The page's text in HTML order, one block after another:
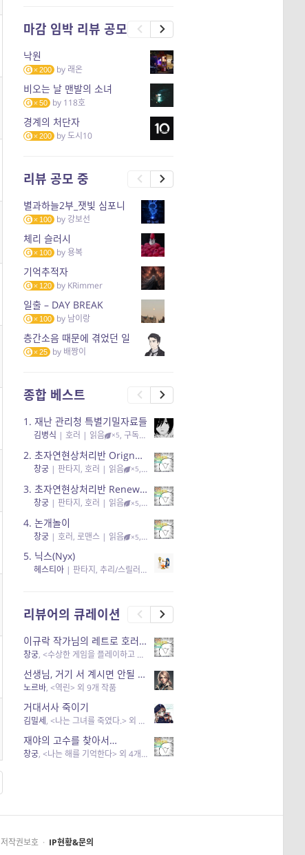
마감 임박 리뷰 공모
낙원
200 by 래온
비오는 날 맨발의 소녀
50 by 118호
경계의 처단자
200 by도시10
리뷰 공모 중
별과하늘2부_잿빛 심포니
100 by 강보선
체리 슬러시
100 by용복
기억추적자
120 by KRimmer
일출 – DAY BREAK
100 by 남이랑
층간소음 때문에 겪었던 일
25 by 배짱이
종합 베스트
1. 재난 관리청 특별기밀자료들
김병식 | 호러 | 읽음 ×5, 구독 , 응원95, 리뷰3
2. 초자연현상처리반 Orignal + True Ending
창궁 | 판타지, 호러 | 읽음 ×5, 구독 , 응원6
3. 초자연현상처리반 Renewal
창궁 | 판타지, 호러 | 읽음 ×5, 구독 , 응원82, 리뷰4
4. 논개놀이
창궁 | 호러, 로맨스 | 읽음 ×5, 공감11, 응원25
5. 닉스(Nyx)
헤스티아 | 판타지, 추리/스릴러| 읽음
리뷰어의 큐레이션
이규락 작가님의 레트로 호러 리뷰
창궁, <수상한 게임을 플레이하고 있어> 외 3개 작품
선생님, 거기 서 계시면 안될 것 같은데요-역할 클리셰를 비튼 작품들
노르바, <역린> 외 9개 작품
거대서사 죽이기
김밀세, <나는 그녀를 죽였다.> 외 1개 작품
재야의 고수를 찾아서…
창궁, <나는 해를 기억한다> 외 4개 작품
저작권보호 · IP현황&문의